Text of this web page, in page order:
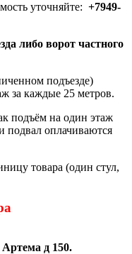
уточняйте: +7949-
либо ворот частного
подъезде)
за каждые 25 метров.
подъём на один этаж
подвал оплачиваются
товара (один стул,
д 150.